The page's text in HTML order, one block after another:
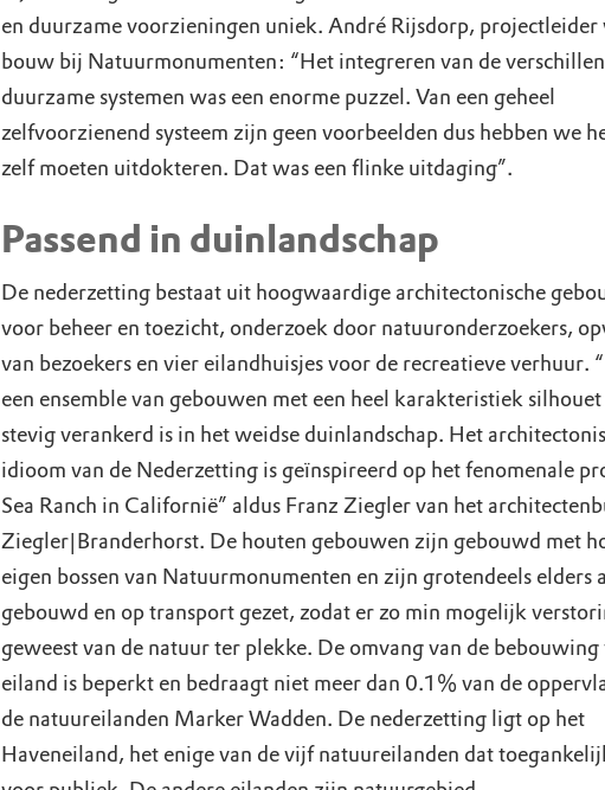
en duurzame voorzieningen uniek. André Rijsdorp, projectleider
bouw bij Natuurmonumenten: “Het integreren van de
duurzame systemen was een enorme puzzel. Van een geheel
zelfvoorzienend systeem zijn geen voorbeelden dus hebben we
zelf moeten uitdokteren. Dat was een flinke uitdaging”.
Passend in duinlandschap
De nederzetting bestaat uit hoogwaardige architectonische
voor beheer en toezicht, onderzoek door natuuronderzoekers,
van bezoekers en vier eilandhuisjes voor de recreatieve verhuur.
een ensemble van gebouwen met een heel karakteristiek
stevig verankerd is in het weidse duinlandschap. Het
idioom van de Nederzetting is geïnspireerd op het fenomenale
Sea Ranch in Californië” aldus Franz Ziegler van het
Ziegler|Branderhorst. De houten gebouwen zijn gebouwd met
eigen bossen van Natuurmonumenten en zijn grotendeels elders
gebouwd en op transport gezet, zodat er zo min mogelijk
geweest van de natuur ter plekke. De omvang van de bebouwing
eiland is beperkt en bedraagt niet meer dan 0.1% van de
de natuureilanden Marker Wadden. De nederzetting ligt op het
Haveneiland, het enige van de vijf natuureilanden dat